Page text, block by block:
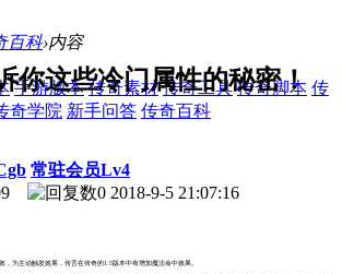
百科›内容
手游版本 传奇素材 传奇工具 传奇脚本 传
奇学院 新手问答 传奇百科
你这些冷门属性的秘密！
常驻会员Lv4
0 2018-9-5 21:07:16
，为主动触发效果，传言在传奇的1.5版本中有增加魔法命中效果。